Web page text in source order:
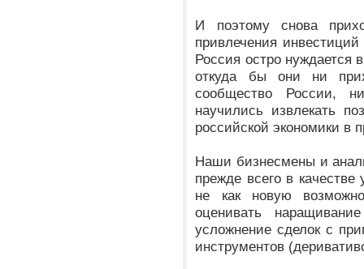
И поэтому снова
привлечения
Россия остро нуждается
откуда бы они ни
сообщество России,
научились извлекать
российской экономики в
Наши бизнесмены и
прежде всего в
не как новую
оценивать
усложнение сделок с
инструментов